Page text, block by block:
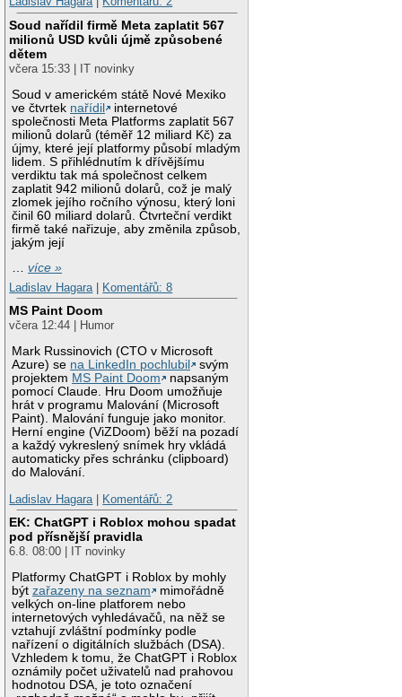
Soud nařídil firmě Meta zaplatit 567
milionů USD kvůli újmě způsobené
dětem
včera 15:33 | IT novinky
Soud v americkém státě Nové Mexiko
ve čtvrtek nařídil
internetové
společnosti Meta Platforms zaplatit 567
milionů dolarů (téměř 12 miliard Kč) za
újmy, které její platformy působí mladým
lidem. S přihlédnutím k dřívějšímu
verdiktu tak má společnost celkem
zaplatit 942 milionů dolarů, což je malý
zlomek jejího ročního výnosu, který loni
činil 60 miliard dolarů. Čtvrteční verdikt
firmě také nařizuje, aby změnila způsob,
jakým její
…více »
Ladislav Hagara
Komentářů: 8
MS Paint Doom
včera 12:44 | Humor
Mark Russinovich (CTO v Microsoft
Azure) se na LinkedIn pochlubil
svým
projektem MS Paint Doom
napsaným
pomocí Claude. Hru Doom umožňuje
hrát v programu Malování (Microsoft
Paint). Malování funguje jako monitor.
Herní engine (ViZDoom) běží na pozadí
a každý vykreslený snímek hry vkládá
automaticky přes schránku (clipboard)
do Malování.
Ladislav Hagara
Komentářů: 2
EK: ChatGPT i Roblox mohou spadat
pod přísnější pravidla
6.8. 08:00 | IT novinky
Platformy ChatGPT i Roblox by mohly
býtzařazeny na seznam
mimořádně
velkých on-line platforem nebo
internetových vyhledávačů, na něž se
vztahují zvláštní podmínky podle
nařízení o digitálních službách (DSA).
Vzhledem k tomu, že ChatGPT i Roblox
oznámily počet uživatelů nad prahovou
hodnotou DSA, je toto označení